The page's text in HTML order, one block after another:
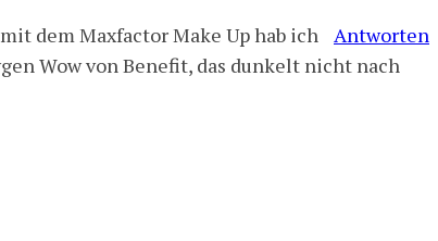
Antworten
dem Maxfactor Make Up hab ich
Wow von Benefit, das dunkelt nicht nach